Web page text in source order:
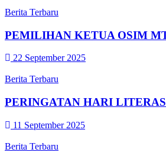
Berita Terbaru
PEMILIHAN KETUA OSIM
22 September 2025
Berita Terbaru
PERINGATAN HARI
11 September 2025
Berita Terbaru